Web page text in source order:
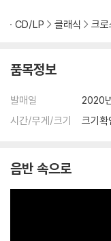
CD/LP 클래식 크
품목정보
발매일
2020
시간/무게/크기
크기확
음반 속으로